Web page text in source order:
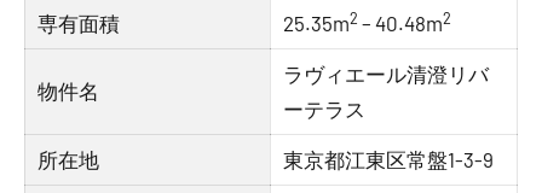
専有面積 25.35m2 – 40.48m2
物件名
ラヴィエール清澄リバ
ーテラス
所在地 東京都江東区常盤1-3-9